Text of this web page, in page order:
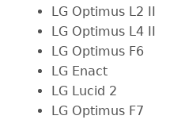
LG Optimus L2 II
LG Optimus L4 II
LG Optimus F6
LG Enact
LG Lucid 2
LG Optimus F7